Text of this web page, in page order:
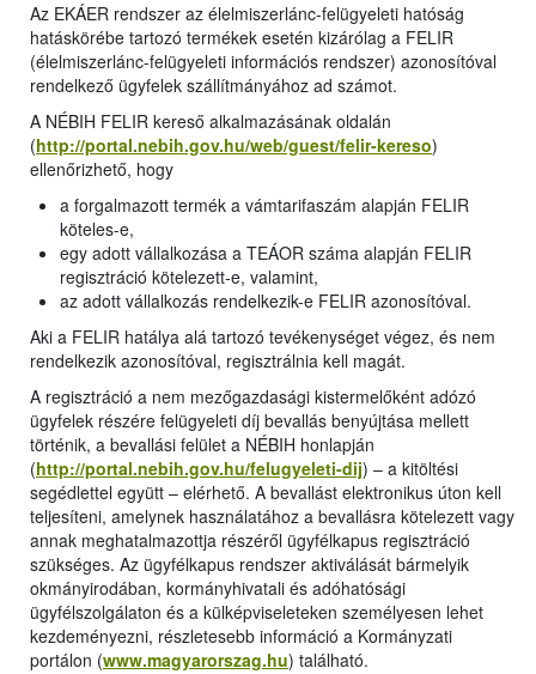
Az EKÁER rendszer az élelmiszerlánc-felügyeleti hatóság
hatáskörébe tartozó termékek esetén kizárólag a FELIR
(élelmiszerlánc-felügyeleti információs rendszer) azonosítóval
rendelkező ügyfelek szállítmányához ad számot.
A NÉBIH FELIR kereső alkalmazásának oldalán
(http://portal.nebih.gov.hu/web/guest/felir-kereso)
ellenőrizhető, hogy
a forgalmazott termék a vámtarifaszám alapján FELIR
köteles-e,
egy adott vállalkozása a TEÁOR száma alapján FELIR
regisztráció kötelezett-e, valamint,
az adott vállalkozás rendelkezik-e FELIR azonosítóval.
Aki a FELIR hatálya alá tartozó tevékenységet végez, és nem
rendelkezik azonosítóval, regisztrálnia kell magát.
A regisztráció a nem mezőgazdasági kistermelőként adózó
ügyfelek részére felügyeleti díj bevallás benyújtása mellett
történik, a bevallási felület a NÉBIH honlapján
(http://portal.nebih.gov.hu/felugyeleti-dij) – a kitöltési
segédlettel együtt – elérhető. A bevallást elektronikus úton kell
teljesíteni, amelynek használatához a bevallásra kötelezett vagy
annak meghatalmazottja részéről ügyfélkapus regisztráció
szükséges. Az ügyfélkapus rendszer aktiválását bármelyik
okmányirodában, kormányhivatali és adóhatósági
ügyfélszolgálaton és a külképviseleteken személyesen lehet
kezdeményezni, részletesebb információ a Kormányzati
portálon (www.magyarorszag.hu) található.